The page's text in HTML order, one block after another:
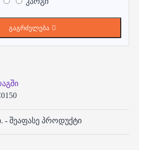
გაგრძელება
- შეაფასე პროდუქტი